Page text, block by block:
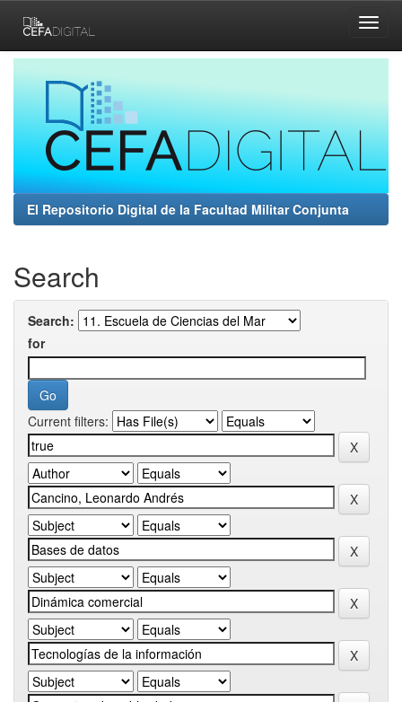
navigation
El Repositorio Digital de la Facultad Militar Conjunta
Search
Search:
for
Current filters: